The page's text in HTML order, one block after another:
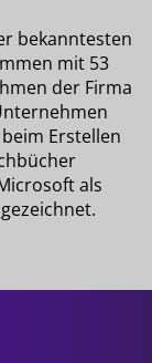
bekanntesten
mit 53
der Firma
Erstellen
als